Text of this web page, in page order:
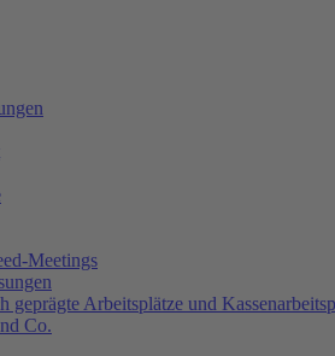
Meetings
geprägte Arbeitsplätze und
Co.